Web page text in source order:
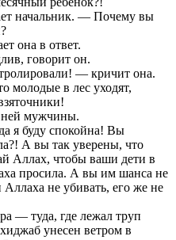
начальник. — Почему вы
она в ответ.
говорит он.
— кричит она.
молодые в лес уходят,
мужчины.
я буду спокойна! Вы
А вы так уверены, что
Аллах, чтобы ваши дети в
просила. А вы им шанса не
не убивать, его же не
— туда, где лежал труп
унесен ветром в